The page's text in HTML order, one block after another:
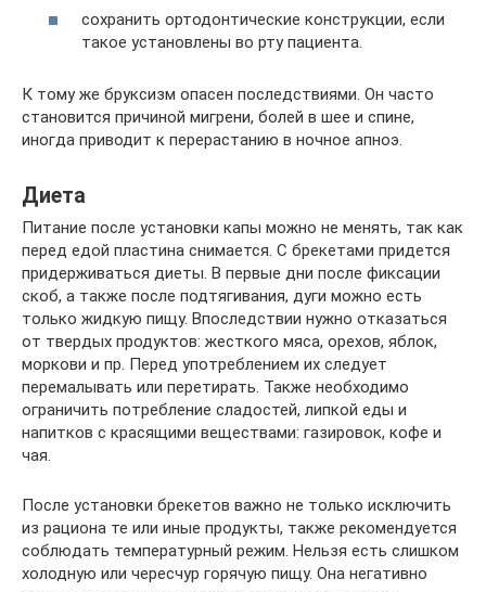
сохранить ортодонтические конструкции, если
такое установлены во рту пациента.
К тому же бруксизм опасен последствиями. Он часто
становится причиной мигрени, болей в шее и спине,
иногда приводит к перерастанию в ночное апноэ.
Диета
Питание после установки капы можно не менять, так как
перед едой пластина снимается. С брекетами придется
придерживаться диеты. В первые дни после фиксации
скоб, а также после подтягивания, дуги можно есть
только жидкую пищу. Впоследствии нужно отказаться
от твердых продуктов: жесткого мяса, орехов, яблок,
моркови и пр. Перед употреблением их следует
перемалывать или перетирать. Также необходимо
ограничить потребление сладостей, липкой еды и
напитков с красящими веществами: газировок, кофе и
чая.
После установки брекетов важно не только исключить
из рациона те или иные продукты, также рекомендуется
соблюдать температурный режим. Нельзя есть слишком
холодную или чересчур горячую пищу. Она негативно